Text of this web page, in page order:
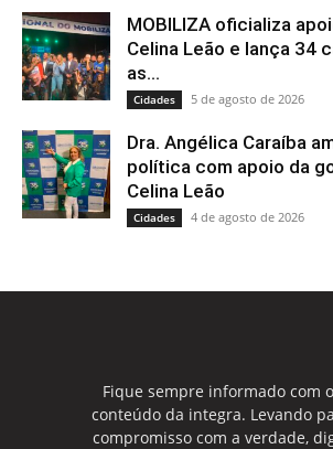
MOBILIZA oficializa
Celina Leão e lança 34
as...
Cidades 5 de agosto de 2026
Dra. Angélica Caraíba
política com apoio da
Celina Leão
Cidades 4 de agosto de 2026
Fique sempre informado com
conteúdo da integra. Levando
compromisso com a verdade,